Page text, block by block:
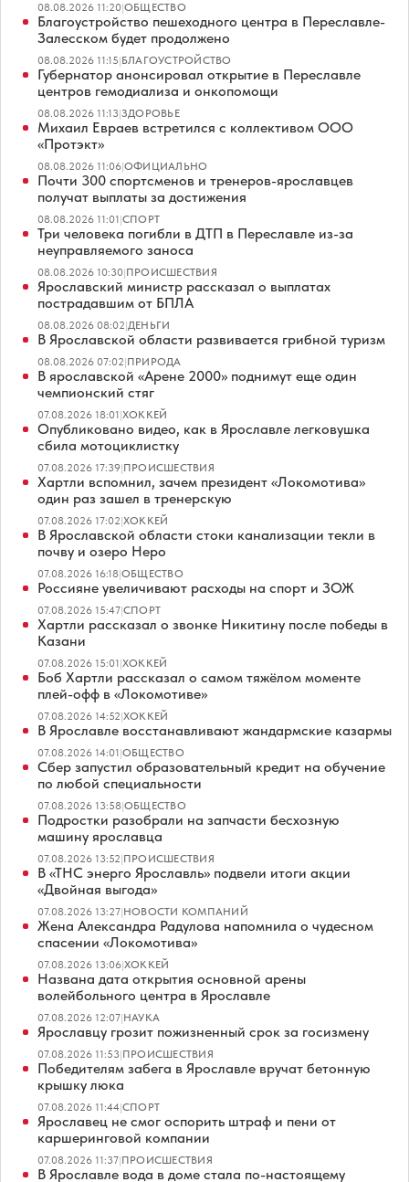
08.08.2026 11:20|ОБЩЕСТВО
Благоустройство пешеходного центра в Переславле-
Залесском будет продолжено
08.08.2026 11:15|БЛАГОУСТРОЙСТВО
Губернатор анонсировал открытие в Переславле
центров гемодиализа и онкопомощи
08.08.2026 11:13|ЗДОРОВЬЕ
Михаил Евраев встретился с коллективом ООО
«Протэкт»
08.08.2026 11:06|ОФИЦИАЛЬНО
Почти 300 спортсменов и тренеров-ярославцев
получат выплаты за достижения
08.08.2026 11:01|СПОРТ
Три человека погибли в ДТП в Переславле из-за
неуправляемого заноса
08.08.2026 10:30|ПРОИСШЕСТВИЯ
Ярославский министр рассказал о выплатах
пострадавшим от БПЛА
08.08.2026 08:02|ДЕНЬГИ
В Ярославской области развивается грибной туризм
08.08.2026 07:02|ПРИРОДА
В ярославской «Арене 2000» поднимут еще один
чемпионский стяг
07.08.2026 18:01|ХОККЕЙ
Опубликовано видео, как в Ярославле легковушка
сбила мотоциклистку
07.08.2026 17:39|ПРОИСШЕСТВИЯ
Хартли вспомнил, зачем президент «Локомотива»
один раз зашел в тренерскую
07.08.2026 17:02|ХОККЕЙ
В Ярославской области стоки канализации текли в
почву и озеро Неро
07.08.2026 16:18|ОБЩЕСТВО
Россияне увеличивают расходы на спорт и ЗОЖ
07.08.2026 15:47|СПОРТ
Хартли рассказал о звонке Никитину после победы в
Казани
07.08.2026 15:01|ХОККЕЙ
Боб Хартли рассказал о самом тяжёлом моменте
плей-офф в «Локомотиве»
07.08.2026 14:52|ХОККЕЙ
В Ярославле восстанавливают жандармские казармы
07.08.2026 14:01|ОБЩЕСТВО
Сбер запустил образовательный кредит на обучение
по любой специальности
07.08.2026 13:58|ОБЩЕСТВО
Подростки разобрали на запчасти бесхозную
машину ярославца
07.08.2026 13:52|ПРОИСШЕСТВИЯ
В «ТНС энерго Ярославль» подвели итоги акции
«Двойная выгода»
07.08.2026 13:27|НОВОСТИ КОМПАНИЙ
Жена Александра Радулова напомнила о чудесном
спасении «Локомотива»
07.08.2026 13:06|ХОККЕЙ
Названа дата открытия основной арены
волейбольного центра в Ярославле
07.08.2026 12:07|НАУКА
Ярославцу грозит пожизненный срок за госизмену
07.08.2026 11:53|ПРОИСШЕСТВИЯ
Победителям забега в Ярославле вручат бетонную
крышку люка
07.08.2026 11:44|СПОРТ
Ярославец не смог оспорить штраф и пени от
каршеринговой компании
07.08.2026 11:37|ПРОИСШЕСТВИЯ
В Ярославле вода в доме стала по-настоящему